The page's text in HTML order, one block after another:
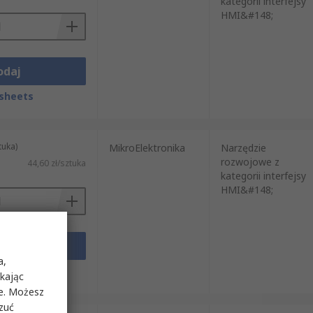
HMI&#148;
44,60 zł/sztuka
MikroElektronika
Narzędzie
rozwojowe z
kategorii interfejsy
HMI&#148;
Możesz